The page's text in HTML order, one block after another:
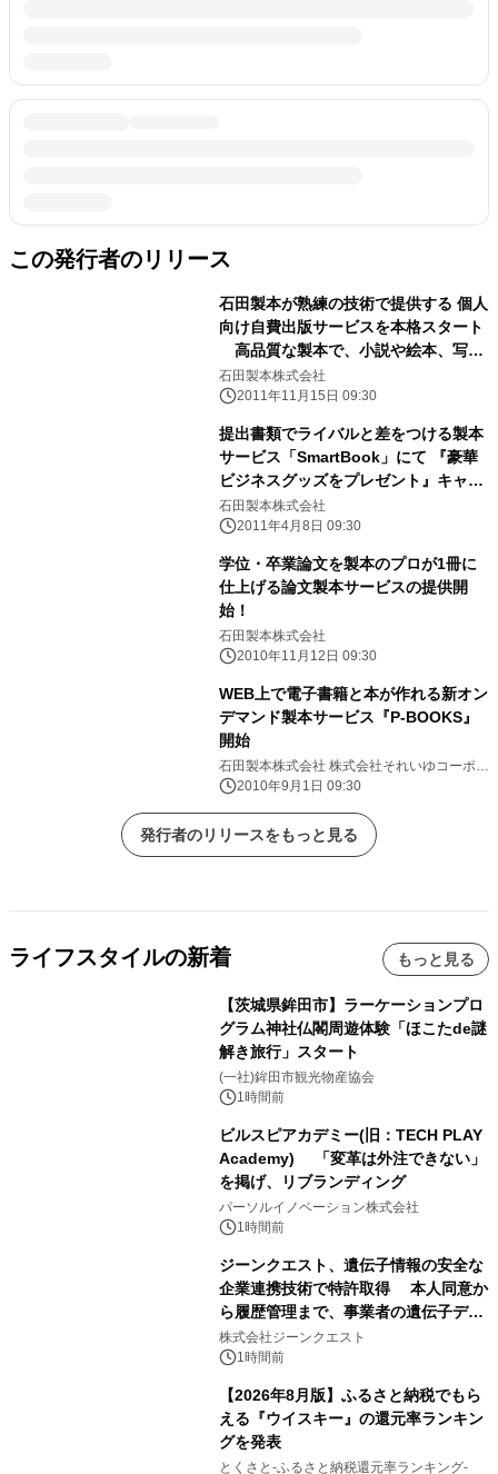
この発行者のリリース
石田製本が熟練の技術で提供する 個人
向け自費出版サービスを本格スタート
高品質な製本で、小説や絵本、写真
集を低価格で実現
石田製本株式会社
2011年11月15日 09:30
提出書類でライバルと差をつける製本
サービス「SmartBook」にて 『豪華
ビジネスグッズをプレゼント』キャン
ペーンを開催中
石田製本株式会社
2011年4月8日 09:30
学位・卒業論文を製本のプロが1冊に
仕上げる論文製本サービスの提供開
始！
石田製本株式会社
2010年11月12日 09:30
WEB上で電子書籍と本が作れる新オン
デマンド製本サービス『P-BOOKS』
開始
石田製本株式会社 株式会社それいゆコーポレ
ーション
2010年9月1日 09:30
発行者のリリースをもっと見る
ライフスタイルの新着 もっと見る
【茨城県鉾田市】ラーケーションプロ
グラム神社仏閣周遊体験「ほこたde謎
解き旅行」スタート
(一社)鉾田市観光物産協会
1時間前
ビルスピアカデミー(旧：TECH PLAY
Academy) 「変革は外注できない」
を掲げ、リブランディング
パーソルイノベーション株式会社
1時間前
ジーンクエスト、遺伝子情報の安全な
企業連携技術で特許取得 本人同意か
ら履歴管理まで、事業者の遺伝子デー
タ活用を支援
株式会社ジーンクエスト
1時間前
【2026年8月版】ふるさと納税でもら
える『ウイスキー』の還元率ランキン
グを発表
とくさと-ふるさと納税還元率ランキング-